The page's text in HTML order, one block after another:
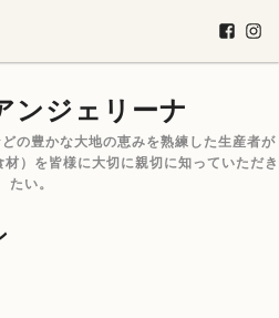
ンジェリーナ
の豊かな大地の恵みを熟練した生産者が
）を皆様に大切に親切に知っていただき
たい。